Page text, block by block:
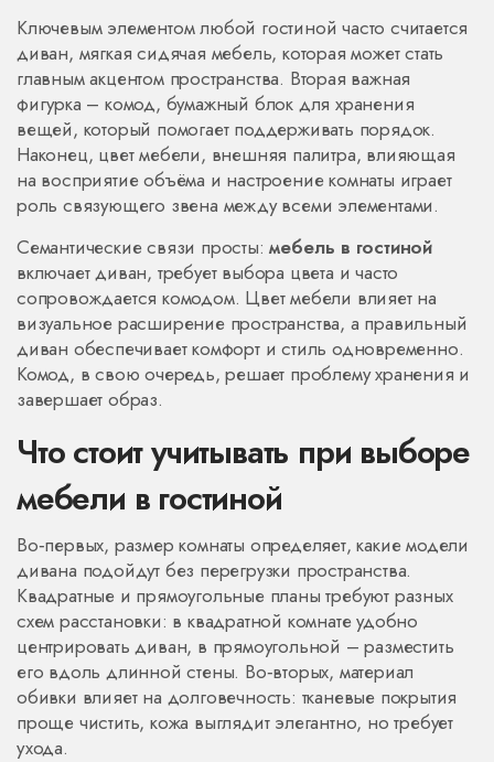
Ключевым элементом любой гостиной часто считается
диван, мягкая сидячая мебель, которая может стать
главным акцентом пространства. Вторая важная
фигурка – комод, бумажный блок для хранения
вещей, который помогает поддерживать порядок.
Наконец, цвет мебели, внешняя палитра, влияющая
на восприятие объёма и настроение комнаты играет
роль связующего звена между всеми элементами.
Семантические связи просты:мебель в гостиной
включает диван, требует выбора цвета и часто
сопровождается комодом. Цвет мебели влияет на
визуальное расширение пространства, а правильный
диван обеспечивает комфорт и стиль одновременно.
Комод, в свою очередь, решает проблему хранения и
завершает образ.
Что стоит учитывать при выборе
мебели в гостиной
Во‑первых, размер комнаты определяет, какие модели
дивана подойдут без перегрузки пространства.
Квадратные и прямоугольные планы требуют разных
схем расстановки: в квадратной комнате удобно
центрировать диван, в прямоугольной – разместить
его вдоль длинной стены. Во‑вторых, материал
обивки влияет на долговечность: тканевые покрытия
проще чистить, кожа выглядит элегантно, но требует
ухода.